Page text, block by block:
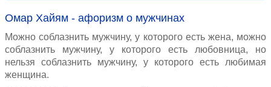
Омар Хайям - афоризм о мужчинах
Можно соблазнить мужчину, у которого есть жена, можно
соблазнить мужчину, у которого есть любовница, но
нельзя соблазнить мужчину, у которого есть любимая
женщина.